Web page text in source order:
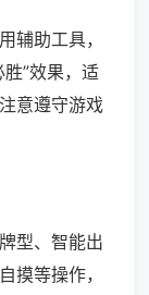
辅助工具，
”效果，适
意遵守游戏
型、智能出
摸等操作，